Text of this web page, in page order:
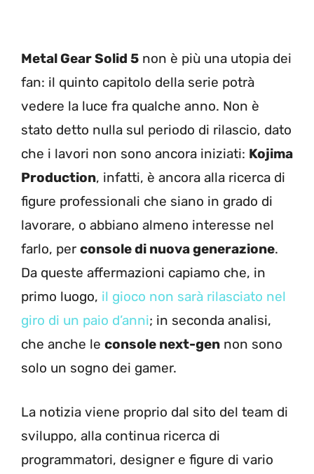
Metal Gear Solid 5 non è più una utopia dei
fan: il quinto capitolo della serie potrà
vedere la luce fra qualche anno. Non è
stato detto nulla sul periodo di rilascio, dato
che i lavori non sono ancora iniziati: Kojima
Production, infatti, è ancora alla ricerca di
figure professionali che siano in grado di
lavorare, o abbiano almeno interesse nel
farlo, per console di nuova generazione.
Da queste affermazioni capiamo che, in
primo luogo, il gioco non sarà rilasciato nel
giro di un paio d’anni; in seconda analisi,
che anche le console next-gen non sono
solo un sogno dei gamer.
La notizia viene proprio dal sito del team di
sviluppo, alla continua ricerca di
programmatori, designer e figure di vario